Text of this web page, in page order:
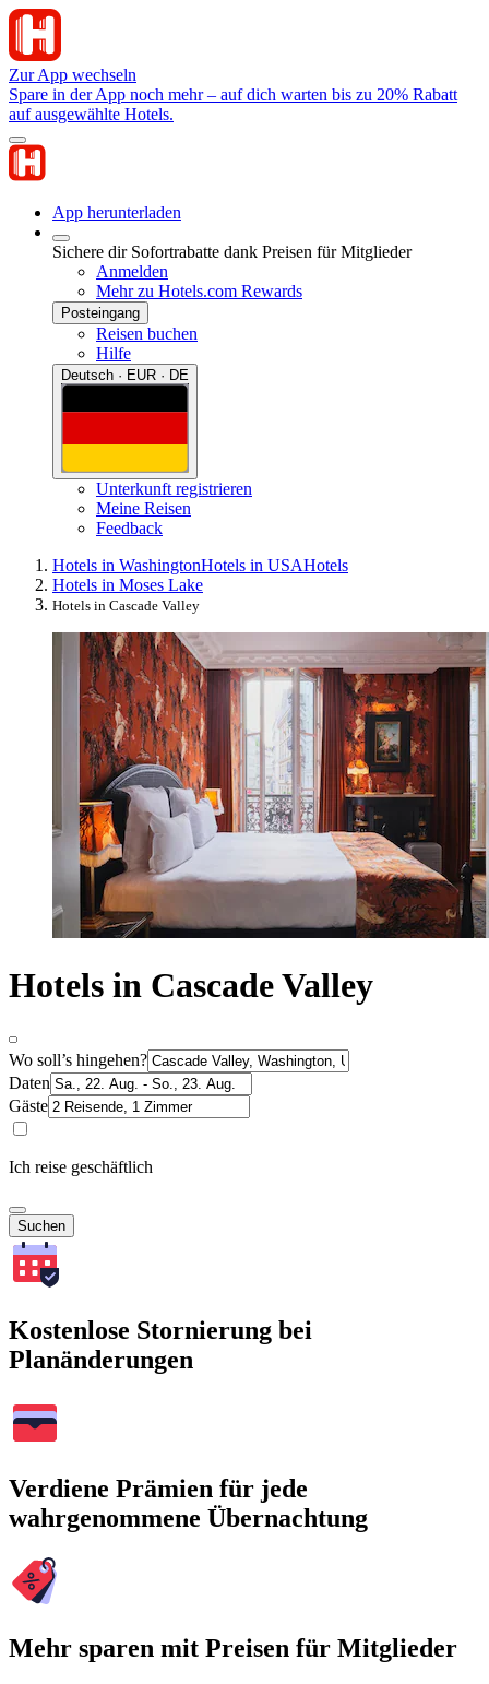
Zur App wechseln
Spare in der App noch mehr – auf dich warten bis zu 20% Rabatt
auf ausgewählte Hotels.
App herunterladen
Sichere dir Sofortrabatte dank Preisen für Mitglieder
Anmelden
Mehr zu Hotels.com Rewards
Posteingang
Reisen buchen
Hilfe
Deutsch · EUR · DE
Unterkunft registrieren
Meine Reisen
Feedback
Hotels in WashingtonHotels in USAHotels
Hotels in Moses Lake
Hotels in Cascade Valley
Hotels in Cascade Valley
Wo soll’s hingehen?
Daten
Gäste
Ich reise geschäftlich
Suchen
Kostenlose Stornierung bei
Planänderungen
Verdiene Prämien für jede
wahrgenommene Übernachtung
Mehr sparen mit Preisen für Mitglieder